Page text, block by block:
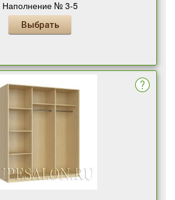
Наполнение № 3-5
Выбрать